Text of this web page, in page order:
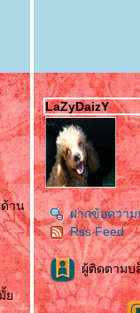
าน
มั้
LaZyDaizY
ฝากข้อควา
Rss Feed
ผู้ติดตามบ